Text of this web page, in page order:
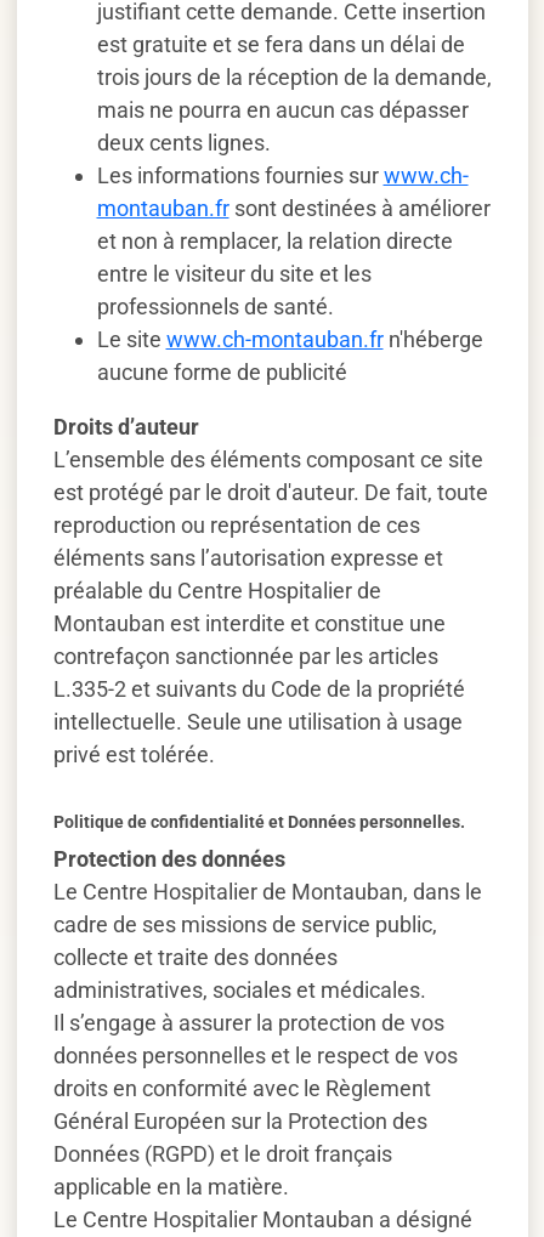
justifiant cette demande. Cette insertion
est gratuite et se fera dans un délai de
trois jours de la réception de la demande,
mais ne pourra en aucun cas dépasser
deux cents lignes.
Les informations fournies surwww.ch-
montauban.frsont destinées à améliorer
et non à remplacer, la relation directe
entre le visiteur du site et les
professionnels de santé.
Le site www.ch-montauban.frn'héberge
aucune forme de publicité
Droits d’auteur
L’ensemble des éléments composant ce site
est protégé par le droit d'auteur. De fait, toute
reproduction ou représentation de ces
éléments sans l’autorisation expresse et
préalable du Centre Hospitalier de
Montauban est interdite et constitue une
contrefaçon sanctionnée par les articles
L.335-2 et suivants du Code de la propriété
intellectuelle. Seule une utilisation à usage
privé est tolérée.
Politique de confidentialité et Données personnelles.
Protection des données
Le Centre Hospitalier de Montauban, dans le
cadre de ses missions de service public,
collecte et traite des données
administratives, sociales et médicales.
Il s’engage à assurer la protection de vos
données personnelles et le respect de vos
droits en conformité avec le Règlement
Général Européen sur la Protection des
Données (RGPD) et le droit français
applicable en la matière.
Le Centre Hospitalier Montauban a désigné